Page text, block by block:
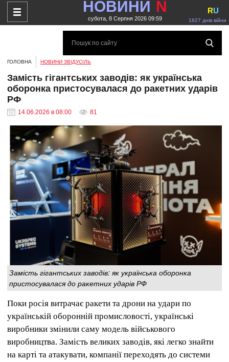
НОВИНИ N
субота, 8 Серпня 2026 09:59 1627 днів війни
RU
ГОЛОВНА НОВИНИ ЗВІДУСІЛЬ
Замість гігантських заводів: як українська
оборонка пристосувалася до ракетних ударів
РФ
14.06.2026 в 08:00 81
Замість гігантських заводів: як українська оборонка
пристосувалася до ракетних ударів РФ
Поки росія витрачає ракети та дрони на удари по
українській оборонній промисловості, українські
виробники змінили саму модель військового
виробництва. Замість великих заводів, які легко знайти
на карті та атакувати, компанії переходять до системи